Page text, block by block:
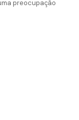
preocupação